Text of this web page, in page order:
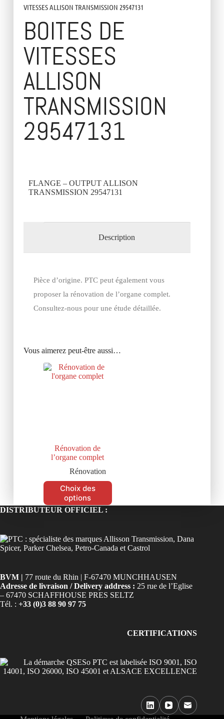
VITESSES ALLISON TRANSMISSION 29547131
BOITES DE
VITESSES
ALLISON
TRANSMISSION
29547131
FLANGE – OUTPUT ALLISON
TRANSMISSION 29547131
Description
Pièce d’origine. PTC peut également vous
proposer la rénovation de l’organe complet.
Consultez-nous pour une étude détaillée.
Vous aimerez peut-être aussi…
Rénovation de
l’organe complet
Rénovation
Choix des
options
DISTRIBUTEUR OFFICIEL :
BVM | 77 route du Rhin | F-67470 MUNCHHAUSEN
Adresse de livraison / Delivery address : 25 rue de l’Eglise
– 67470 SCHAFFHOUSE PRES SELTZ
Tél. : +33 (0)3 88 90 97 75
CERTIFICATIONS